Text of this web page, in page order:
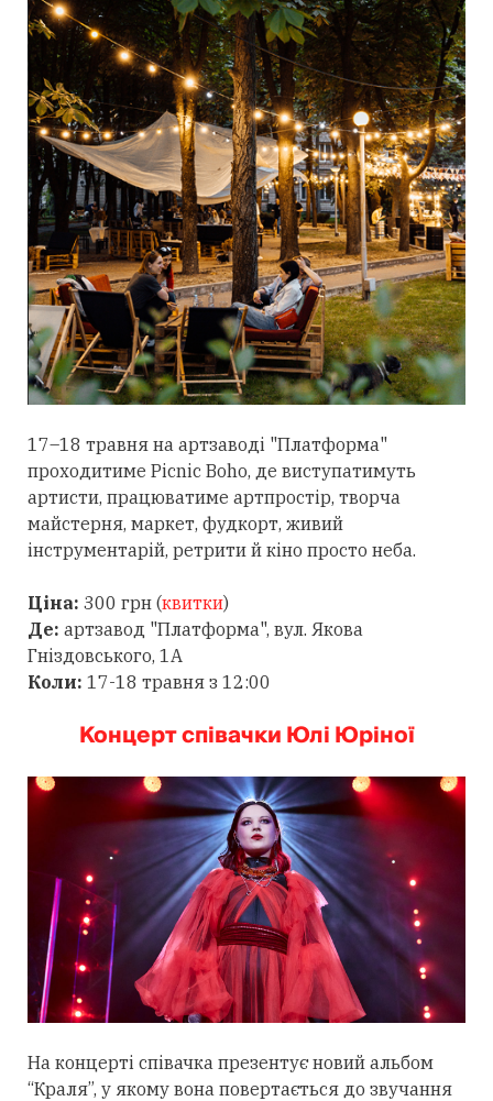
17–18 травня на артзаводі "Платформа"
проходитиме Picnic Boho, де виступатимуть
артисти, працюватиме артпростір, творча
майстерня, маркет, фудкорт, живий
інструментарій, ретрити й кіно просто неба.
Ціна: 300 грн (квитки)
Де: артзавод "Платформа", вул. Якова
Гніздовського, 1А
Коли: 17-18 травня з 12:00
Концерт співачки Юлі Юріної
На концерті співачка презентує новий альбом
“Краля”, у якому вона повертається до звучання